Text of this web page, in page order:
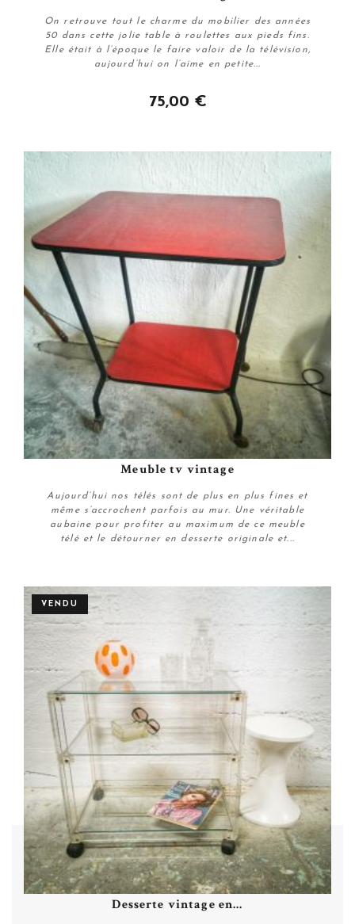
On retrouve tout le charme du mobilier des années
50 dans cette jolie table à roulettes aux pieds fins.
Elle était à l’époque le faire valoir de la télévision,
aujourd’hui on l’aime en petite...
75,00 €
Meuble tv vintage
Aujourd’hui nos télés sont de plus en plus fines et
même s’accrochent parfois au mur. Une véritable
aubaine pour profiter au maximum de ce meuble
télé et le détourner en desserte originale et...
VENDU
Desserte vintage en...